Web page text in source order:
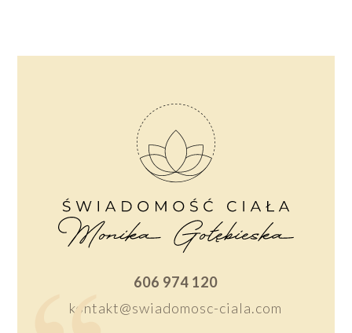
606 974 120
kontakt@swiadomosc-ciala.com